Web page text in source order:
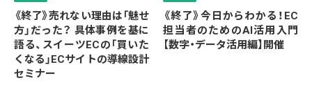
《終了》売れない理由は「魅せ
方」だった？ 具体事例を基に
語る、スイーツECの「買いた
くなる」ECサイトの導線設計
セミナー
《終了》今日からわかる！EC
担当者のためのAI活用入門
【数字・データ活用編】開催